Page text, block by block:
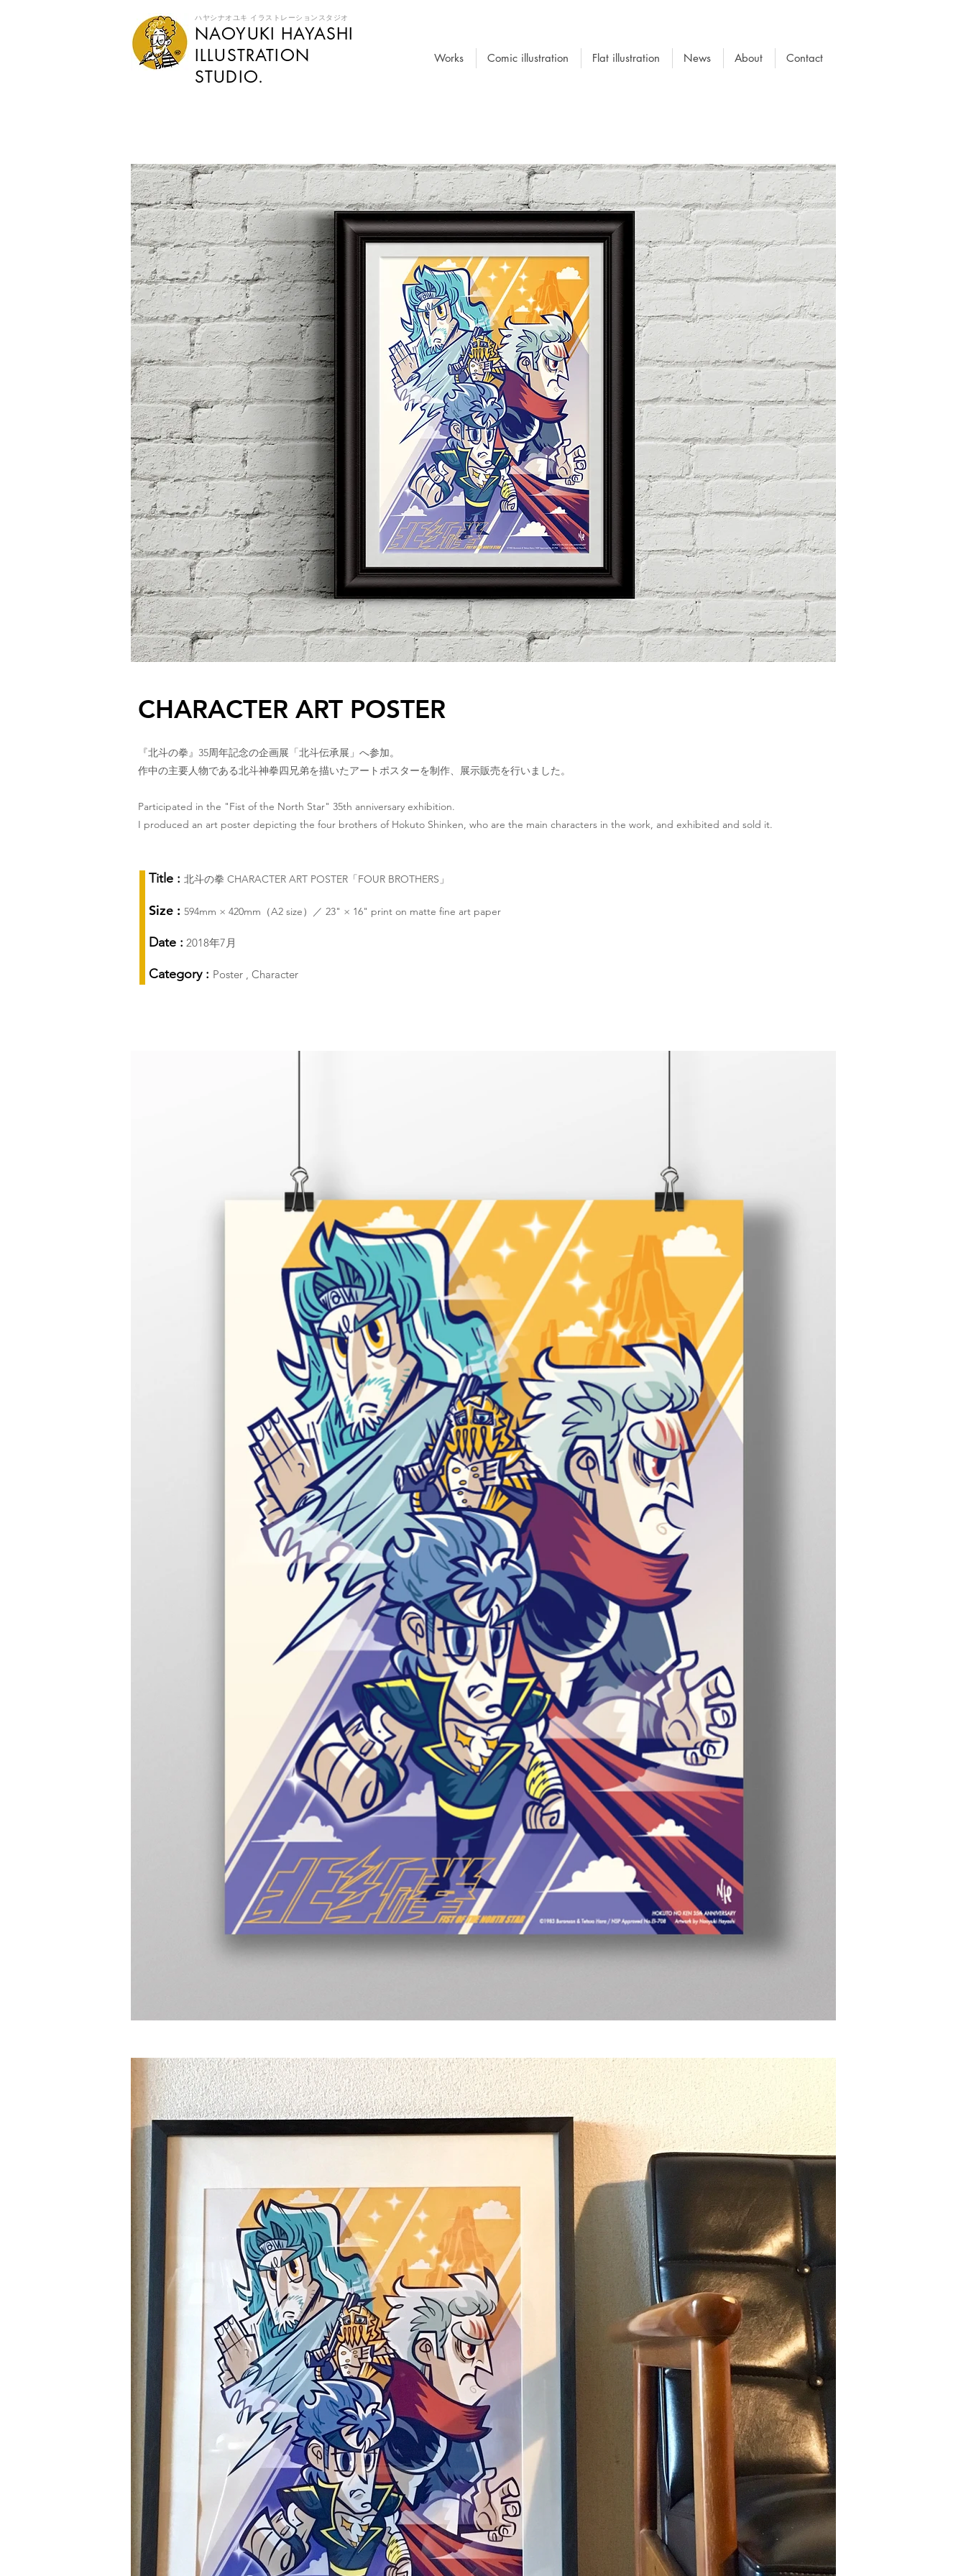
ハヤシナオユキ イラストレーションスタジオ
NAOYUKI HAYASHI
​ILLUSTRATION
STUDIO.
Works Comic illustration Flat illustration News About Contact
CHARACTER ART POSTER
『北斗の拳』35周年記念の企画展「北斗伝承展」へ参加。
作中の主要人物である北斗神拳四兄弟を描いたアートポスターを制作、展示販売を行いました。
Participated in the "Fist of the North Star" 35th anniversary exhibition.
I produced an art poster depicting the four brothers of Hokuto Shinken, who are the main characters in the work, and exhibited and sold it.
Title : 北斗の拳 CHARACTER ART POSTER「FOUR BROTHERS」
Size : 594mm × 420mm（A2 size）／ 23" × 16" print on matte fine art paper
Date : 2018年7月
Category : Poster , Character